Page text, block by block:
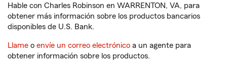
Hable con Charles Robinson en WARRENTON, VA, para
obtener más información sobre los productos bancarios
disponibles de U.S. Bank.
Llame o envíe un correo electrónico a un agente para
obtener información sobre los productos.